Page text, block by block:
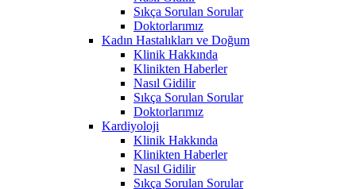
Sıkça Sorulan Sorular
Doktorlarımız
Kadın Hastalıkları ve Doğum
Klinik Hakkında
Klinikten Haberler
Nasıl Gidilir
Sıkça Sorulan Sorular
Doktorlarımız
Kardiyoloji
Klinik Hakkında
Klinikten Haberler
Nasıl Gidilir
Sıkça Sorulan Sorular